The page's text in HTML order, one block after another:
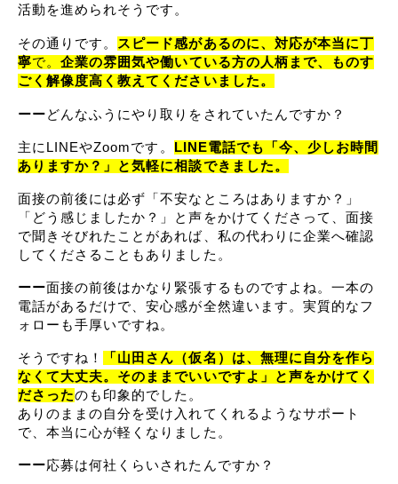
活動を進められそうです。
その通りです。
スピード感があるのに、対応が本当に丁
寧で。企業の雰囲気や働いている方の人柄まで、ものす
ごく解像度高く教えてくださいました。
ーーどんなふうにやり取りをされていたんですか？
主にLINEやZoomです。
LINE電話でも「今、少しお時間
ありますか？」と気軽に相談できました。
面接の前後には必ず「不安なところはありますか？」
「どう感じましたか？」と声をかけてくださって、面接
で聞きそびれたことがあれば、私の代わりに企業へ確認
してくださることもありました。
ーー面接の前後はかなり緊張するものですよね。一本の
電話があるだけで、安心感が全然違います。実質的なフ
ォローも手厚いですね。
そうですね！
「山田さん（仮名）は、無理に自分を作ら
なくて大丈夫。そのままでいいですよ」と声をかけてく
ださったのも印象的でした。
ありのままの自分を受け入れてくれるようなサポート
で、本当に心が軽くなりました。
ーー応募は何社くらいされたんですか？